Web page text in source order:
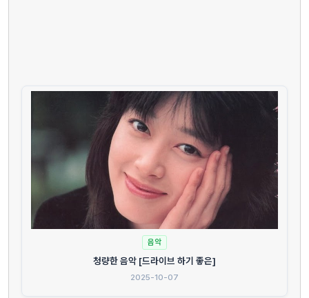
음악
청량한 음악 [드라이브 하기 좋은]
2025-10-07